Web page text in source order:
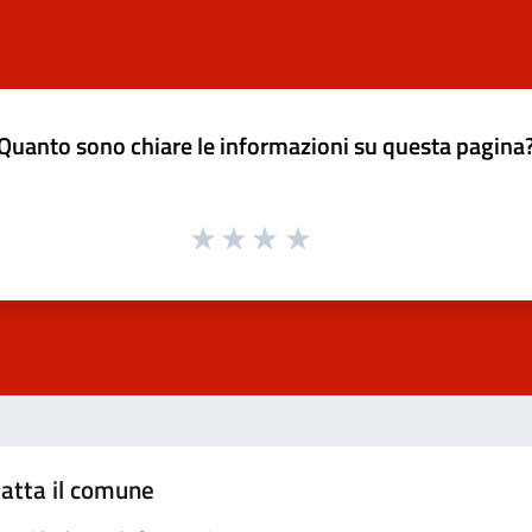
sono chiare le informazioni su questa
il comune